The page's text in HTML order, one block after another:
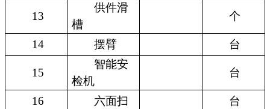
13
供件滑
槽
个
14 摆臂 台
15
智能安
检机
台
16 六面扫 台